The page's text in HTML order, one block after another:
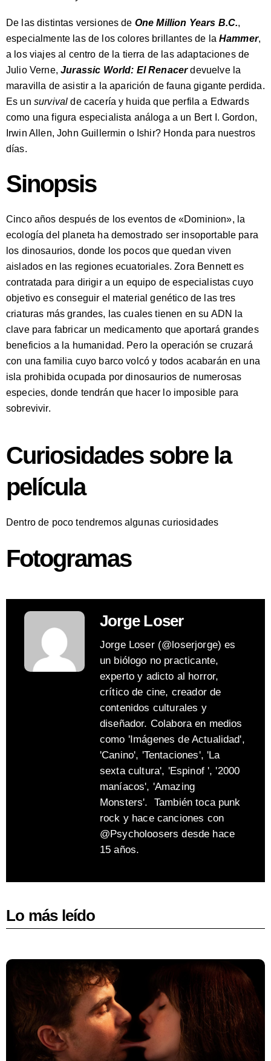
De las distintas versiones de One Million Years B.C.,
especialmente las de los colores brillantes de laHammer,
a los viajes al centro de la tierra de las adaptaciones de
Julio Verne,Jurassic World: El Renacerdevuelve la
maravilla de asistir a la aparición de fauna gigante perdida.
Es un survival de cacería y huida que perfila a Edwards
como una figura especialista análoga a un Bert I. Gordon,
Irwin Allen, John Guillermin o Ishir? Honda para nuestros
días.
Sinopsis
Cinco años después de los eventos de «Dominion», la
ecología del planeta ha demostrado ser insoportable para
los dinosaurios, donde los pocos que quedan viven
aislados en las regiones ecuatoriales. Zora Bennett es
contratada para dirigir a un equipo de especialistas cuyo
objetivo es conseguir el material genético de las tres
criaturas más grandes, las cuales tienen en su ADN la
clave para fabricar un medicamento que aportará grandes
beneficios a la humanidad. Pero la operación se cruzará
con una familia cuyo barco volcó y todos acabarán en una
isla prohibida ocupada por dinosaurios de numerosas
especies, donde tendrán que hacer lo imposible para
sobrevivir.
Curiosidades sobre la
película
Dentro de poco tendremos algunas curiosidades
Fotogramas
Jorge Loser
Jorge Loser (@loserjorge) es
un biólogo no practicante,
experto y adicto al horror,
crítico de cine, creador de
contenidos culturales y
diseñador. Colabora en medios
como 'Imágenes de Actualidad',
'Canino', 'Tentaciones', 'La
sexta cultura', 'Espinof ', '2000
maníacos', 'Amazing
Monsters'. También toca punk
rock y hace canciones con
@Psycholoosers desde hace
15 años.
Lo más leído